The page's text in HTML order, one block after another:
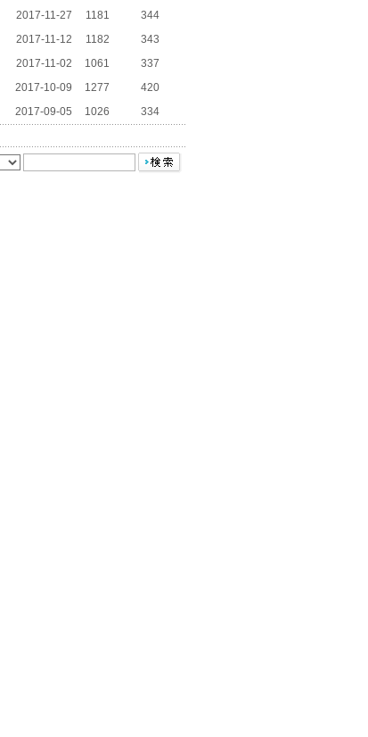
2017-11-27 1181
344
2017-11-12 1182
343
2017-11-02 1061
337
2017-10-09 1277
420
2017-09-05 1026
334